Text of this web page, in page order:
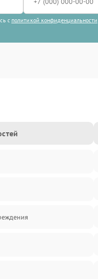
с политикой конфиденциальности